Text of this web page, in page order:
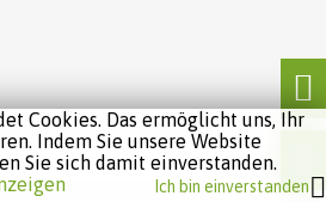
Cookies. Das ermöglicht uns, Ihr
Indem Sie unsere Website
Sie sich damit einverstanden.
Ich bin einverstanden